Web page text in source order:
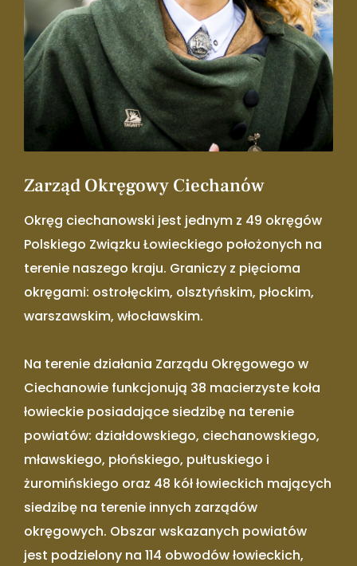
Zarząd Okręgowy Ciechanów
Okręg ciechanowski jest jednym z 49 okręgów
Polskiego Związku Łowieckiego położonych na
terenie naszego kraju. Graniczy z pięcioma
okręgami: ostrołęckim, olsztyńskim, płockim,
warszawskim, włocławskim.
Na terenie działania Zarządu Okręgowego w
Ciechanowie funkcjonują 38 macierzyste koła
łowieckie posiadające siedzibę na terenie
powiatów: działdowskiego, ciechanowskiego,
mławskiego, płońskiego, pułtuskiego i
żuromińskiego oraz 48 kół łowieckich mających
siedzibę na terenie innych zarządów
okręgowych. Obszar wskazanych powiatów
jest podzielony na 114 obwodów łowieckich,